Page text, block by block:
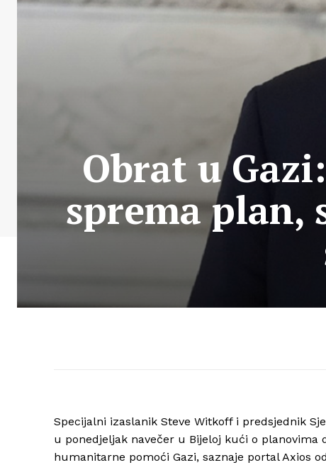
Obrat u
sprema plan,
Specijalni izaslanik Steve Witkoff i predsjednik
u ponedjeljak navečer u Bijeloj kući o
humanitarne pomoći Gazi, saznaje portal Axios